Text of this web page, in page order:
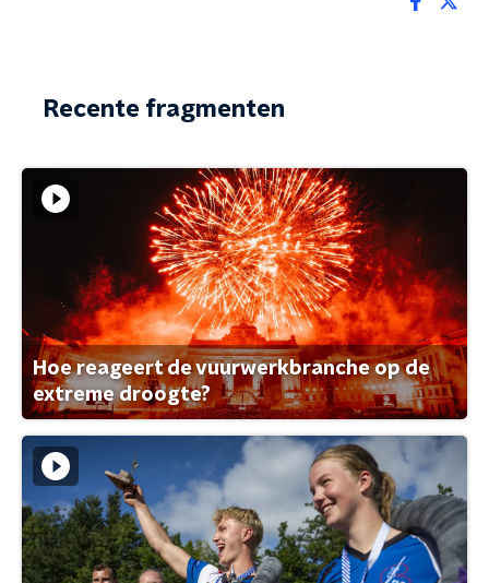
Recente fragmenten
Hoe reageert de vuurwerkbranche op de
extreme droogte?